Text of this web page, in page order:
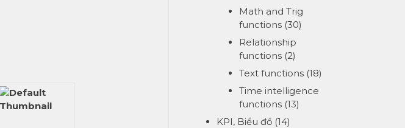
Math and Trig
functions (30)
Relationship
functions (2)
Text functions (18)
Time intelligence
functions (13)
KPI, Biểu đồ(14)